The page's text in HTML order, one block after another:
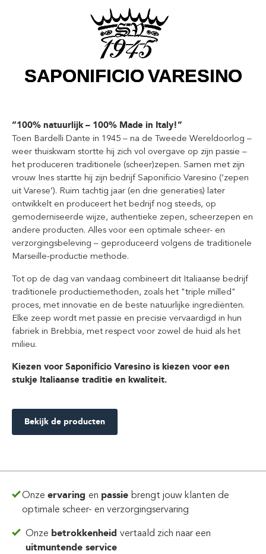
“100% natuurlijk – 100% Made in Italy!”
Toen Bardelli Dante in 1945 – na de Tweede Wereldoorlog –
weer thuiskwam stortte hij zich vol overgave op zijn passie –
het produceren traditionele (scheer)zepen. Samen met zijn
vrouw Ines startte hij zijn bedrijf Saponificio Varesino (‘zepen
uit Varese’). Ruim tachtig jaar (en drie generaties) later
ontwikkelt en produceert het bedrijf nog steeds, op
gemoderniseerde wijze, authentieke zepen, scheerzepen en
andere producten. Alles voor een optimale scheer- en
verzorgingsbeleving – geproduceerd volgens de traditionele
Marseille-productie methode.
Tot op de dag van vandaag combineert dit Italiaanse bedrijf
traditionele productiemethoden, zoals het "triple milled"
proces, met innovatie en de beste natuurlijke ingrediënten.
Elke zeep wordt met passie en precisie vervaardigd in hun
fabriek in Brebbia, met respect voor zowel de huid als het
milieu.
Kiezen voor Saponificio Varesino is kiezen voor een
stukje Italiaanse traditie en kwaliteit.
Bekijk de producten
Onzeervaringen passie brengt jouw klanten de
optimale scheer- en verzorgingservaring
Onze betrokkenheid vertaald zich naar een
uitmuntende service